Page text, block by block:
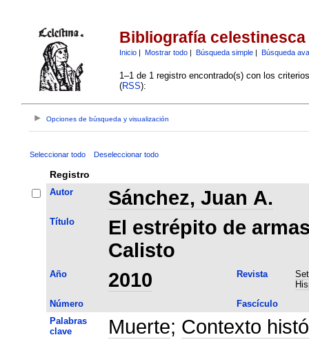
Bibliografía celestinesca
Inicio| Mostrar todo| Búsqueda simple| Búsqueda
1–1 de 1 registro encontrado(s) con los
(RSS):
Opciones de búsqueda y visualización
Seleccionar todo Deseleccionar todo
Registro
Autor Sánchez, Juan A.
Título
El estrépito de
Calisto
Año 2010 Revista
Número
Fascículo
Palabras
clave
Muerte; Contexto